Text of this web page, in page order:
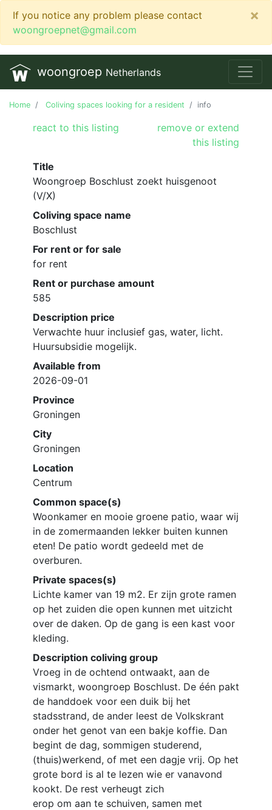
If you notice any problem please contact
woongroepnet@gmail.com
×
woongroep Netherlands
Home Coliving spaces looking for a resident info
react to this listing
remove or extend
this listing
Title
Woongroep Boschlust zoekt huisgenoot
(V/X)
Coliving space name
Boschlust
For rent or for sale
for rent
Rent or purchase amount
585
Description price
Verwachte huur inclusief gas, water, licht.
Huursubsidie mogelijk.
Available from
2026-09-01
Province
Groningen
City
Groningen
Location
Centrum
Common space(s)
Woonkamer en mooie groene patio, waar wij
in de zomermaanden lekker buiten kunnen
eten! De patio wordt gedeeld met de
overburen.
Private spaces(s)
Lichte kamer van 19 m2. Er zijn grote ramen
op het zuiden die open kunnen met uitzicht
over de daken. Op de gang is een kast voor
kleding.
Description coliving group
Vroeg in de ochtend ontwaakt, aan de
vismarkt, woongroep Boschlust. De één pakt
de handdoek voor een duik bij het
stadsstrand, de ander leest de Volkskrant
onder het genot van een bakje koffie. Dan
begint de dag, sommigen studerend,
(thuis)werkend, of met een dagje vrij. Op het
grote bord is al te lezen wie er vanavond
kookt. De rest verheugt zich
erop om aan te schuiven, samen met